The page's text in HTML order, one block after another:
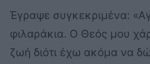
Έγραψε συγκεκριμένα:
φιλαράκια. Ο Θεός μου
ζωή διότι έχω ακόμα να